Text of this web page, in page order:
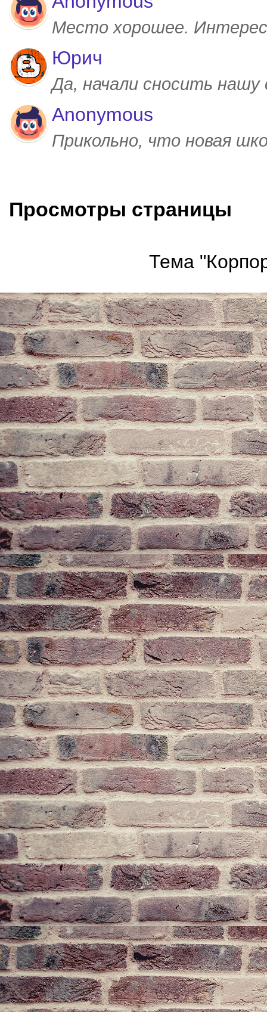
Место хорошее.
Юрич
Да, начали сносить
Anonymous
Прикольно, что новая
Просмотры страницы
Тема